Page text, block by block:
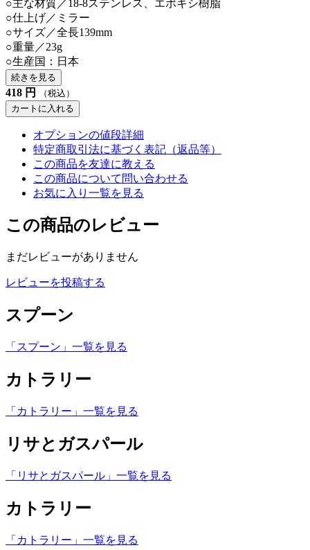
○主な材質／18-8ステンレス、エポキシ樹脂
○仕上げ／ミラー
○サイズ／全長139mm
○重量／23g
○生産国：日本
続きを見る
418 円
（税込）
カートに入れる
オプションの値段詳細
特定商取引法に基づく表記（返品等）
この商品を友達に教える
この商品について問い合わせる
お気に入り一覧を見る
この商品のレビュー
まだレビューがありません
レビューを投稿する
スプーン
「スプーン」一覧を見る
カトラリー
「カトラリー」一覧を見る
リサとガスパール
「リサとガスパール」一覧を見る
カトラリー
「カトラリー」一覧を見る